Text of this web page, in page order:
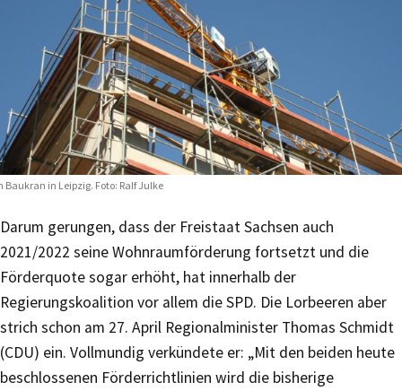
Baukran in Leipzig. Foto: Ralf Julke
Darum gerungen, dass der Freistaat Sachsen auch
2021/2022 seine Wohnraumförderung fortsetzt und die
Förderquote sogar erhöht, hat innerhalb der
Regierungskoalition vor allem die SPD. Die Lorbeeren aber
strich schon am 27. April Regionalminister Thomas Schmidt
(CDU) ein. Vollmundig verkündete er: „Mit den beiden heute
beschlossenen Förderrichtlinien wird die bisherige